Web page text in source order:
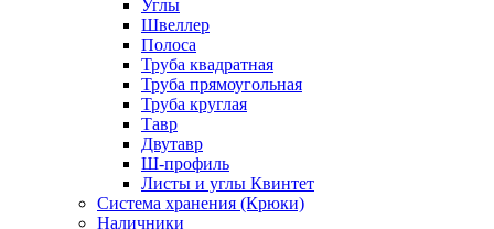
Углы
Швеллер
Полоса
Труба квадратная
Труба прямоугольная
Труба круглая
Тавр
Двутавр
Ш-профиль
Листы и углы Квинтет
Система хранения (Крюки)
Наличники